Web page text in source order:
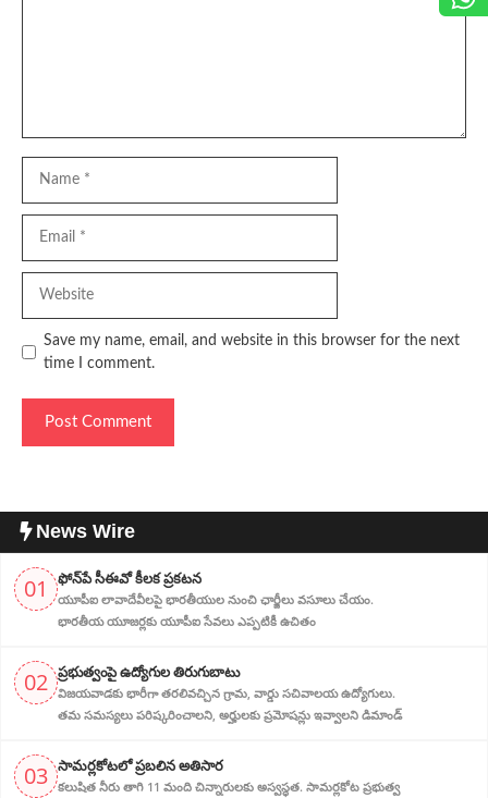
Save my name, email, and website in this browser for the next
time I comment.
News Wire
01 ఫోన్‌పే సీఈవో కీలక ప్రకటన
యూపీఐ లావాదేవీలపై భారతీయుల నుంచి ఛార్జీలు వసూలు చేయం.
భారతీయ యూజర్లకు యూపీఐ సేవలు ఎప్పటికీ ఉచితం
02 ప్ర‌భుత్వంపై ఉద్యోగుల తిరుగుబాటు
విజయవాడకు భారీగా తరలివచ్చిన గ్రామ‌, వార్డు సచివాలయ ఉద్యోగులు.
తమ సమస్యలు పరిష్కరించాలని, అర్హుల‌కు ప్రమోషన్లు ఇవ్వాలని డిమాండ్
03 సామర్లకోటలో ప్రబలిన అతిసార
కలుషిత నీరు తాగి 11 మంది చిన్నారులకు అస్వస్థత. సామర్లకోట ప్రభుత్వ